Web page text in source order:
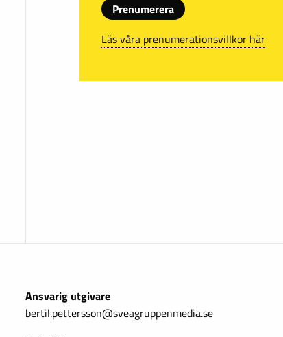
Prenumerera
Läs våra prenumerationsvillkor här
Ansvarig utgivare
bertil.pettersson@sveagruppenmedia.se